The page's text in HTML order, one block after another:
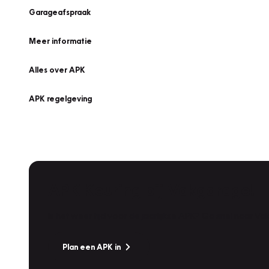
Garageafspraak
Meer informatie
Alles over APK
APK regelgeving
Plan een APK in